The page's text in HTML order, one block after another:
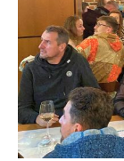
or click the
your privacy and
safe with us.